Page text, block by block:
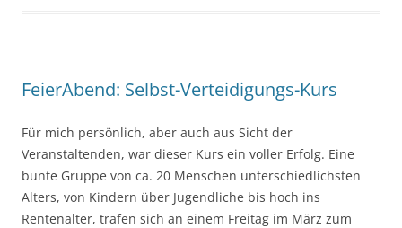
FeierAbend: Selbst-Verteidigungs-Kurs
Für mich persönlich, aber auch aus Sicht der
Veranstaltenden, war dieser Kurs ein voller Erfolg. Eine
bunte Gruppe von ca. 20 Menschen unterschiedlichsten
Alters, von Kindern über Jugendliche bis hoch ins
Rentenalter, trafen sich an einem Freitag im März zum